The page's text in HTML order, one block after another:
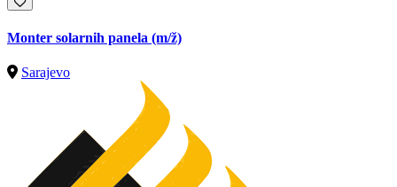
Monter solarnih panela (m/ž)
Sarajevo